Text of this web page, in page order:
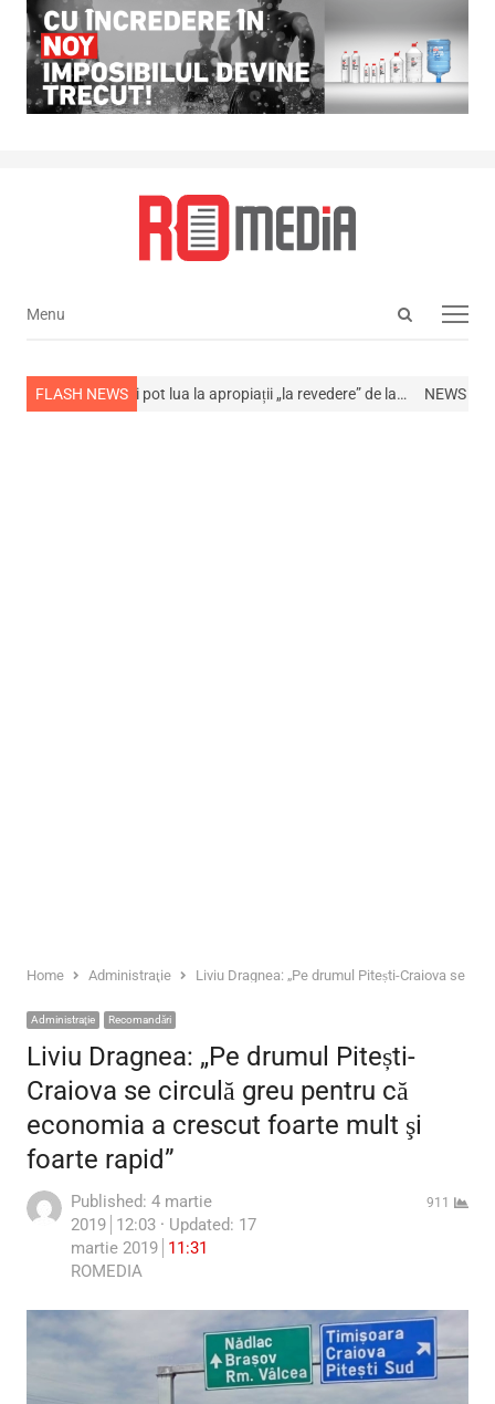
Open
Menu
Menu
FLASH NEWS
Cum își pot lua la apropiații „la revedere” de la… NEWS ALERT!
Home Administraţie Liviu Dragnea: „Pe drumul Pitești-Craiova se
Administraţie Recomandări
Liviu Dragnea: „Pe drumul Pitești-
Craiova se circulă greu pentru că
economia a crescut foarte mult şi
foarte rapid”
Published: 4 martie
2019 12:03
Updated: 17
martie 2019 11:31
Author
ROMEDIA
911